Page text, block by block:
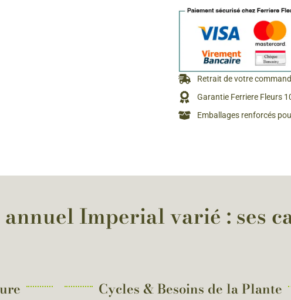
Retrait de votre
Garantie Ferriere Fleurs
Emballages renforcés
Imperial varié : ses
Cycles & Besoins de la Plante​